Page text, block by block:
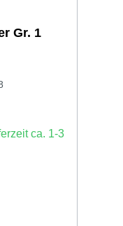
von 5 von 5 Sternen
Gr. 1
ca. 1-3